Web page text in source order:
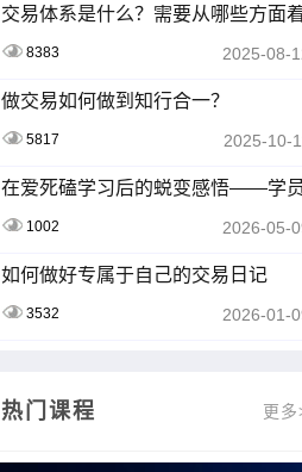
交易体系是什么？需要从哪些方面
8383 2025-08-
做交易如何做到知行合一？
5817 2025-10-
在爱死磕学习后的蜕变感悟——学员
1002 2026-05-
如何做好专属于自己的交易日记
3532 2026-01-
热门课程 更多